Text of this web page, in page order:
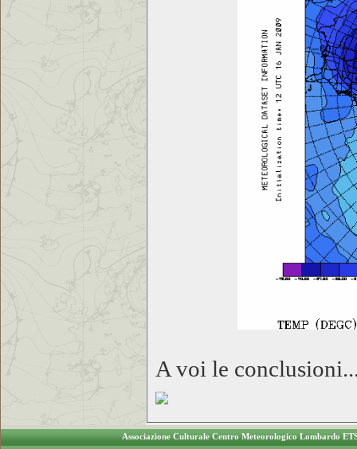
A voi le
Associazione Culturale Centro Meteorologico Lombardo